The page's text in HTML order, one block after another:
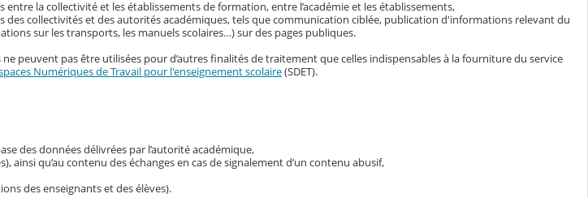
la collectivité et les établissements de formation, entre l’académie et les établissements,
des collectivités et des autorités académiques, tels que communication ciblée, publication d'informations relevant du
sur les transports, les manuels scolaires…) sur des pages publiques.
peuvent pas être utilisées pour d’autres finalités de traitement que celles indispensables à la fourniture du service
Numériques de Travail pour l'enseignement scolaire(SDET).
des données délivrées par l’autorité académique,
ainsi qu’au contenu des échanges en cas de signalement d’un contenu abusif,
des enseignants et des élèves).